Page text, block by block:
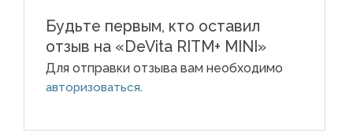
Будьте первым, кто оставил
отзыв на «DeVita RITM+ MINI»
Для отправки отзыва вам необходимо
авторизоваться.